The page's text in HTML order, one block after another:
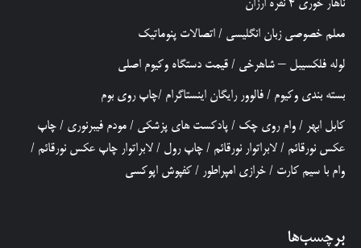
ناهار خوری 4 نفره ارزان
معلم خصوصی زبان انگلیسی / اتصالات پنوماتیک
لوله فلکسیبل – شاهرخی / قیمت دستگاه وکیوم اصلی
بسته بندی وکیوم / فالوور رایگان اینستاگرام /چاپ روی بوم
کابل ابهر / وام روی چک / پادکست های پزشکی / مودم فیبرنوری / چاپ
عکس نورقائم / لابراتوار نورقائم / چاپ رول / لابراتوار چاپ عکس نورقائم /
وام با سیم کارت / خرازی امپراطور / کفپوش اپوکسی
برچسب‌ها